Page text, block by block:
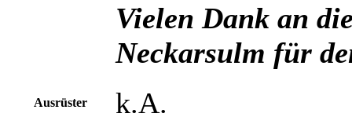
Vielen Dank an
Neckarsulm für
Ausrüster k.A.